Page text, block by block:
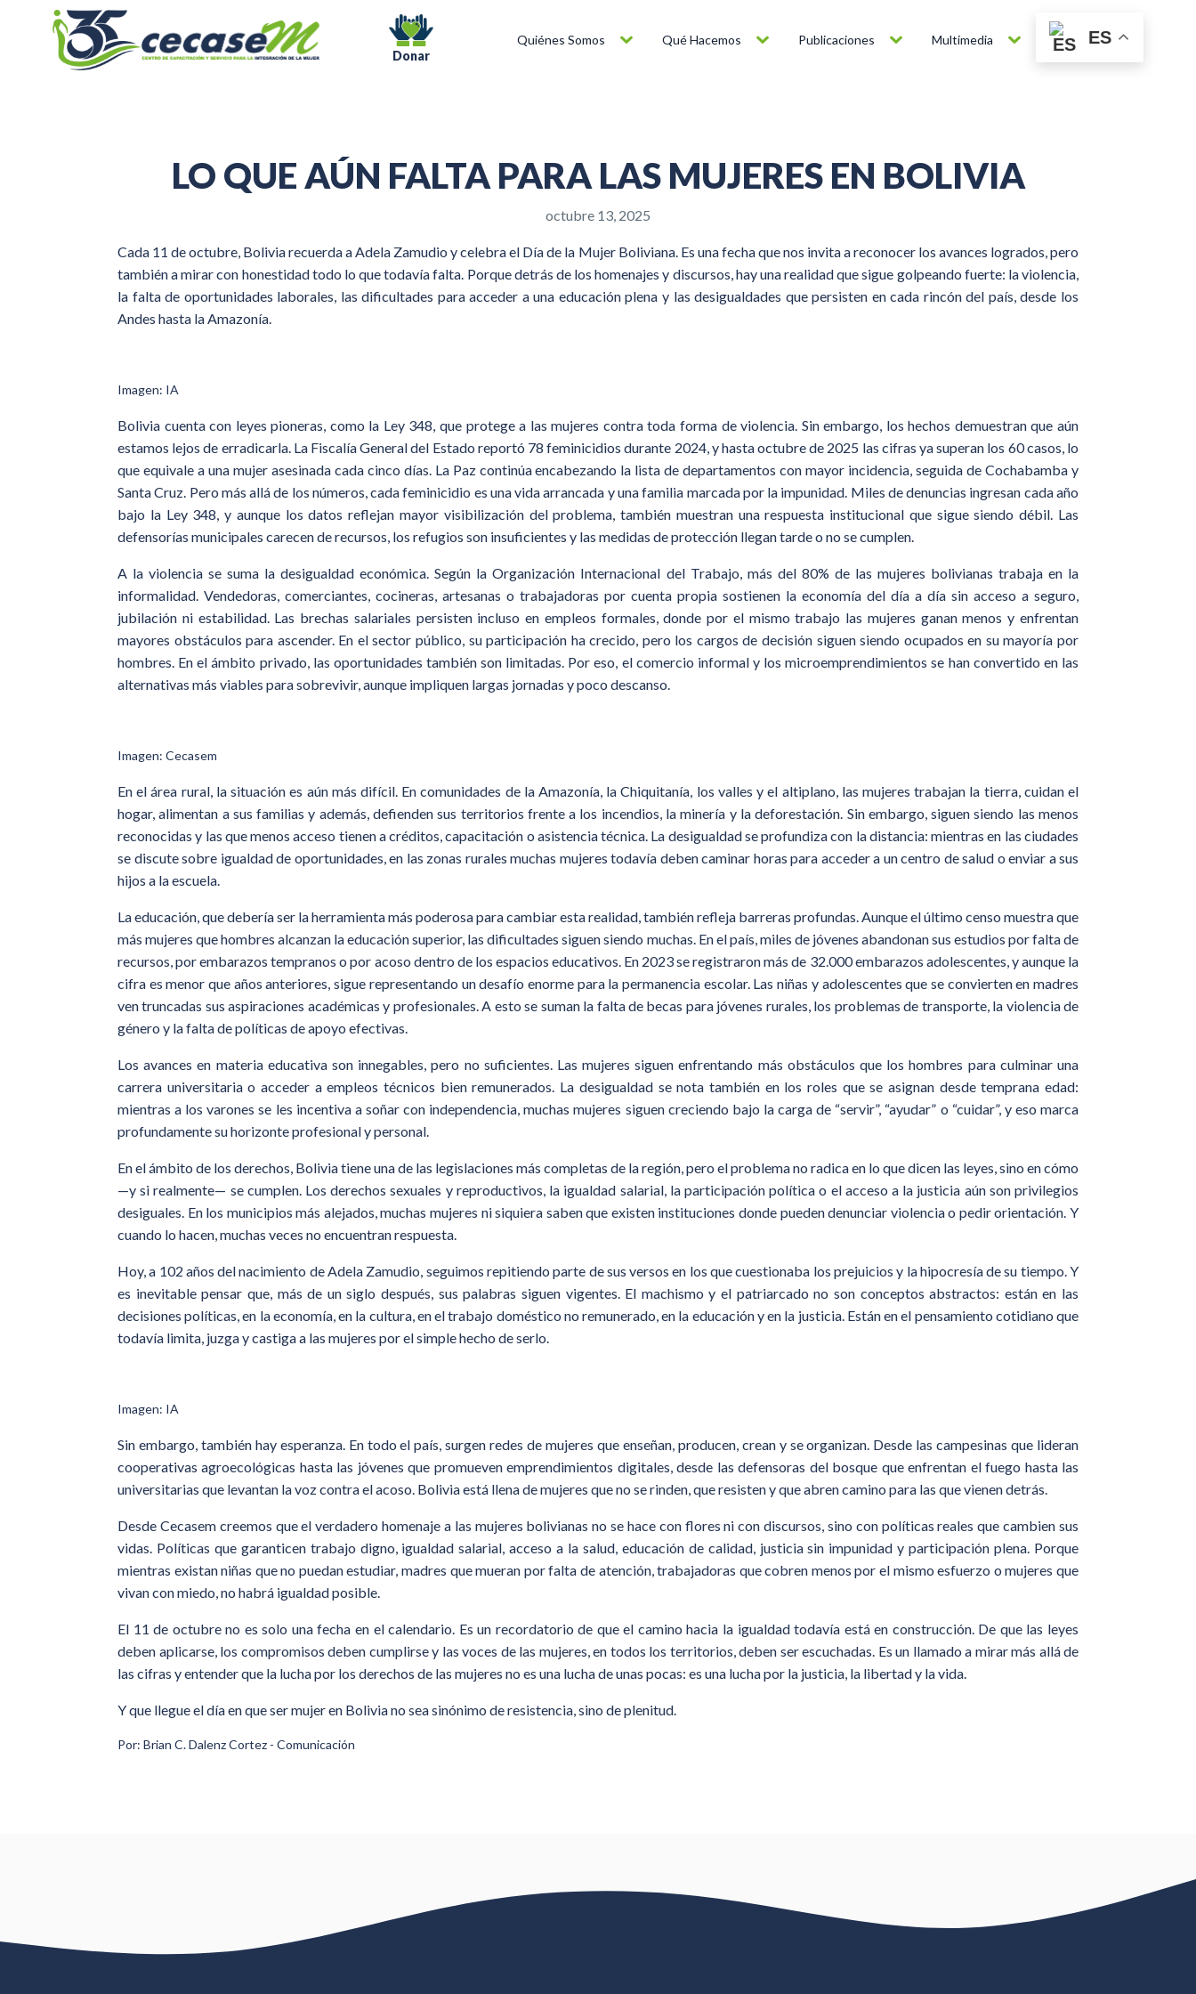
Donar
Quiénes Somos Qué Hacemos Publicaciones Multimedia ES
LO QUE AÚN FALTA PARA LAS MUJERES EN BOLIVIA
octubre 13, 2025
Cada 11 de octubre, Bolivia recuerda a Adela Zamudio y celebra el Día de la Mujer Boliviana. Es una fecha que nos invita a reconocer los avances logrados, pero
también a mirar con honestidad todo lo que todavía falta. Porque detrás de los homenajes y discursos, hay una realidad que sigue golpeando fuerte: la violencia,
la falta de oportunidades laborales, las dificultades para acceder a una educación plena y las desigualdades que persisten en cada rincón del país, desde los
Andes hasta la Amazonía.
Imagen: IA
Bolivia cuenta con leyes pioneras, como la Ley 348, que protege a las mujeres contra toda forma de violencia. Sin embargo, los hechos demuestran que aún
estamos lejos de erradicarla. La Fiscalía General del Estado reportó 78 feminicidios durante 2024, y hasta octubre de 2025 las cifras ya superan los 60 casos, lo
que equivale a una mujer asesinada cada cinco días. La Paz continúa encabezando la lista de departamentos con mayor incidencia, seguida de Cochabamba y
Santa Cruz. Pero más allá de los números, cada feminicidio es una vida arrancada y una familia marcada por la impunidad. Miles de denuncias ingresan cada año
bajo la Ley 348, y aunque los datos reflejan mayor visibilización del problema, también muestran una respuesta institucional que sigue siendo débil. Las
defensorías municipales carecen de recursos, los refugios son insuficientes y las medidas de protección llegan tarde o no se cumplen.
A la violencia se suma la desigualdad económica. Según la Organización Internacional del Trabajo, más del 80% de las mujeres bolivianas trabaja en la
informalidad. Vendedoras, comerciantes, cocineras, artesanas o trabajadoras por cuenta propia sostienen la economía del día a día sin acceso a seguro,
jubilación ni estabilidad. Las brechas salariales persisten incluso en empleos formales, donde por el mismo trabajo las mujeres ganan menos y enfrentan
mayores obstáculos para ascender. En el sector público, su participación ha crecido, pero los cargos de decisión siguen siendo ocupados en su mayoría por
hombres. En el ámbito privado, las oportunidades también son limitadas. Por eso, el comercio informal y los microemprendimientos se han convertido en las
alternativas más viables para sobrevivir, aunque impliquen largas jornadas y poco descanso.
Imagen: Cecasem
En el área rural, la situación es aún más difícil. En comunidades de la Amazonía, la Chiquitanía, los valles y el altiplano, las mujeres trabajan la tierra, cuidan el
hogar, alimentan a sus familias y además, defienden sus territorios frente a los incendios, la minería y la deforestación. Sin embargo, siguen siendo las menos
reconocidas y las que menos acceso tienen a créditos, capacitación o asistencia técnica. La desigualdad se profundiza con la distancia: mientras en las ciudades
se discute sobre igualdad de oportunidades, en las zonas rurales muchas mujeres todavía deben caminar horas para acceder a un centro de salud o enviar a sus
hijos a la escuela.
La educación, que debería ser la herramienta más poderosa para cambiar esta realidad, también refleja barreras profundas. Aunque el último censo muestra que
más mujeres que hombres alcanzan la educación superior, las dificultades siguen siendo muchas. En el país, miles de jóvenes abandonan sus estudios por falta de
recursos, por embarazos tempranos o por acoso dentro de los espacios educativos. En 2023 se registraron más de 32.000 embarazos adolescentes, y aunque la
cifra es menor que años anteriores, sigue representando un desafío enorme para la permanencia escolar. Las niñas y adolescentes que se convierten en madres
ven truncadas sus aspiraciones académicas y profesionales. A esto se suman la falta de becas para jóvenes rurales, los problemas de transporte, la violencia de
género y la falta de políticas de apoyo efectivas.
Los avances en materia educativa son innegables, pero no suficientes. Las mujeres siguen enfrentando más obstáculos que los hombres para culminar una
carrera universitaria o acceder a empleos técnicos bien remunerados. La desigualdad se nota también en los roles que se asignan desde temprana edad:
mientras a los varones se les incentiva a soñar con independencia, muchas mujeres siguen creciendo bajo la carga de “servir”, “ayudar” o “cuidar”, y eso marca
profundamente su horizonte profesional y personal.
En el ámbito de los derechos, Bolivia tiene una de las legislaciones más completas de la región, pero el problema no radica en lo que dicen las leyes, sino en cómo
—y si realmente— se cumplen. Los derechos sexuales y reproductivos, la igualdad salarial, la participación política o el acceso a la justicia aún son privilegios
desiguales. En los municipios más alejados, muchas mujeres ni siquiera saben que existen instituciones donde pueden denunciar violencia o pedir orientación. Y
cuando lo hacen, muchas veces no encuentran respuesta.
Hoy, a 102 años del nacimiento de Adela Zamudio, seguimos repitiendo parte de sus versos en los que cuestionaba los prejuicios y la hipocresía de su tiempo. Y
es inevitable pensar que, más de un siglo después, sus palabras siguen vigentes. El machismo y el patriarcado no son conceptos abstractos: están en las
decisiones políticas, en la economía, en la cultura, en el trabajo doméstico no remunerado, en la educación y en la justicia. Están en el pensamiento cotidiano que
todavía limita, juzga y castiga a las mujeres por el simple hecho de serlo.
Imagen: IA
Sin embargo, también hay esperanza. En todo el país, surgen redes de mujeres que enseñan, producen, crean y se organizan. Desde las campesinas que lideran
cooperativas agroecológicas hasta las jóvenes que promueven emprendimientos digitales, desde las defensoras del bosque que enfrentan el fuego hasta las
universitarias que levantan la voz contra el acoso. Bolivia está llena de mujeres que no se rinden, que resisten y que abren camino para las que vienen detrás.
Desde Cecasem creemos que el verdadero homenaje a las mujeres bolivianas no se hace con flores ni con discursos, sino con políticas reales que cambien sus
vidas. Políticas que garanticen trabajo digno, igualdad salarial, acceso a la salud, educación de calidad, justicia sin impunidad y participación plena. Porque
mientras existan niñas que no puedan estudiar, madres que mueran por falta de atención, trabajadoras que cobren menos por el mismo esfuerzo o mujeres que
vivan con miedo, no habrá igualdad posible.
El 11 de octubre no es solo una fecha en el calendario. Es un recordatorio de que el camino hacia la igualdad todavía está en construcción. De que las leyes
deben aplicarse, los compromisos deben cumplirse y las voces de las mujeres, en todos los territorios, deben ser escuchadas. Es un llamado a mirar más allá de
las cifras y entender que la lucha por los derechos de las mujeres no es una lucha de unas pocas: es una lucha por la justicia, la libertad y la vida.
Y que llegue el día en que ser mujer en Bolivia no sea sinónimo de resistencia, sino de plenitud.
Por: Brian C. Dalenz Cortez - Comunicación